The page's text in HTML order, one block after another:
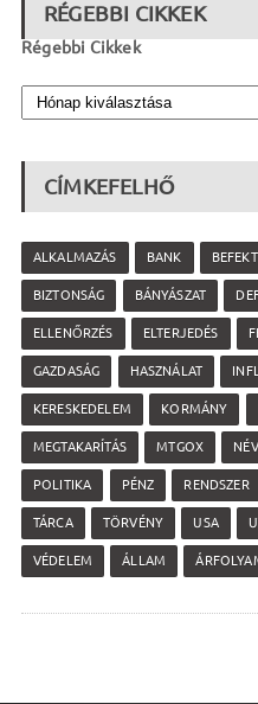
RÉGEBBI CIKKEK
Régebbi Cikkek
CÍMKEFELHŐ
ALKALMAZÁS BANK
BIZTONSÁG BÁNYÁSZAT
ELLENŐRZÉS ELTERJEDÉS
GAZDASÁG HASZNÁLAT
KERESKEDELEM KORMÁNY
MEGTAKARÍTÁS MTGOX
POLITIKA PÉNZ RENDSZER
TÁRCA TÖRVÉNY USA
VÉDELEM ÁLLAM